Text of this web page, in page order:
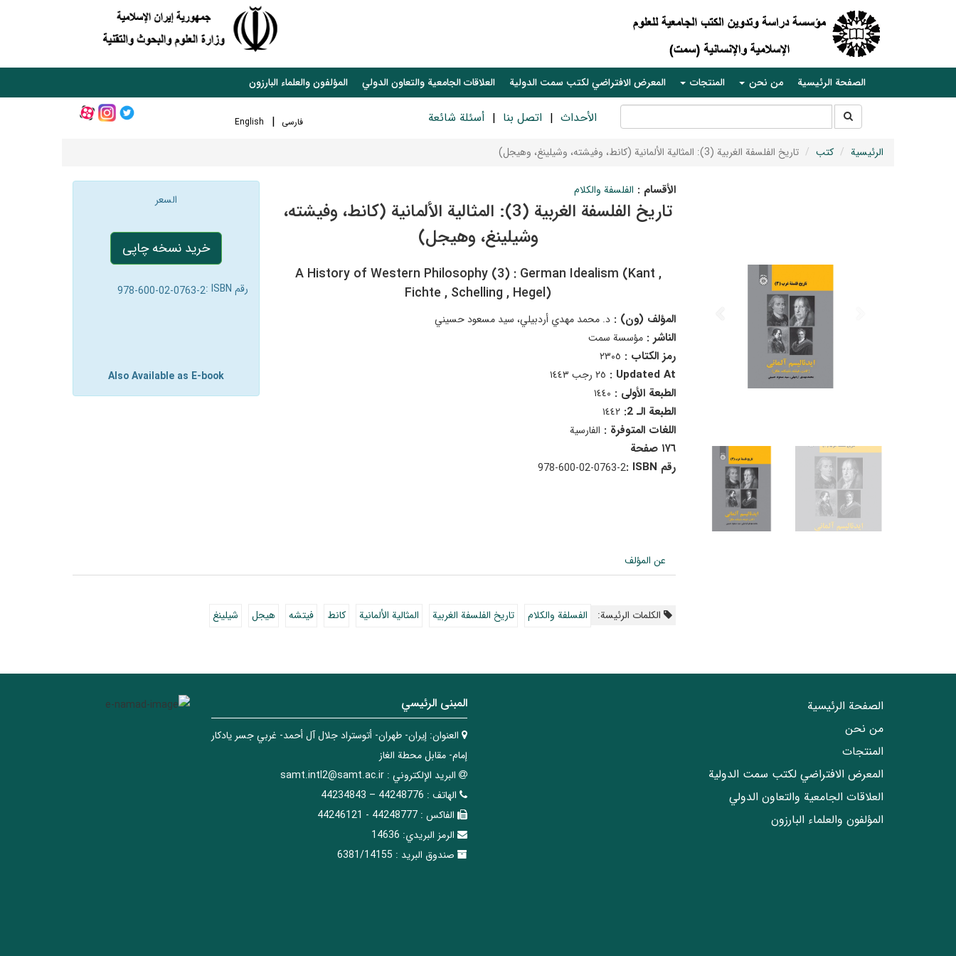
الصفحة الرئيسية من نحن المنتجات المعرض الافتراضي لكتب سمت الدولية العلاقات الجامعیة والتعاون الدولي المؤلفون والعلماء البارزون
فارسی English جستجو
در
سایت
الأحداث اتصل بنا أسئلة شائعة
الرئيسية كتب تاريخ الفلسفة الغربية (3): المثالية الألمانية (كانط، وفيشته، وشيلينغ، وهيجل)
الأقسام : الفلسفة والكلام
تاريخ الفلسفة الغربية (3): المثالية الألمانية (كانط، وفيشته،
وشيلينغ، وهيجل)
A History of Western Philosophy (3) : German Idealism (Kant ,
Fichte , Schelling , Hegel)
المؤلف (ون) :د. محمد مهدي أردبيلي، سيد مسعود حسيني
الناشر :مؤسسة سمت
رمز الكتاب : ٢٣٠٥
Updated At : ٢٥ رجب ١٤٤٣
الطبعة الأولى : ١٤٤٠
الطبعة الـ 2: ١٤٤٢
اللغات المتوفرة : الفارسية
١۷٦ صفحة
رقم ISBN :
978-600-02-0763-2
السعر
خرید نسخه چاپی
رقم ISBN : 978-600-02-0763-2
Also Available as E-book
عن المؤلف
الکلمات الرئيسة: الفسلفة والكلام تاريخ الفلسفة الغربية المثالية الألمانية كانط فيتشه هيجل شيلينغ
الصفحة الرئيسية
من نحن
المنتجات
المعرض الافتراضي لكتب سمت الدولية
العلاقات الجامعیة والتعاون الدولي
المؤلفون والعلماء البارزون
المبنی الرئيسي
العنوان: إيران- طهران- أتوستراد جلال آل أحمد- غربي جسر يادكار
إمام- مقابل محطة الغاز
البريد الإلکتروني : samt.intl2@samt.ac.ir
الهاتف : 44248776 – 44234843
الفاکس : 44248777 - 44246121
الرمز البريدي: 14636
صندوق البريد : 6381/14155